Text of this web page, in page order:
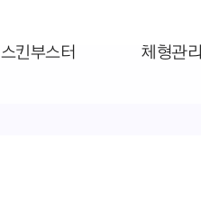
스킨부스터 체형관리